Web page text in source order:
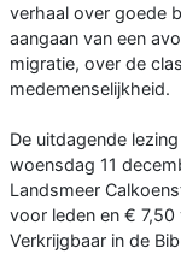
verhaal over goede
aangaan van een
migratie, over de
medemenselijkheid.
De uitdagende
woensdag 11
Landsmeer
voor leden en €
Verkrijgbaar in de